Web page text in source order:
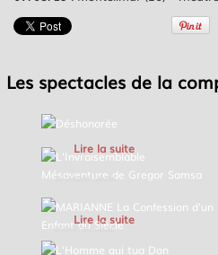
Les spectacles de la
Lire la suite
L'INVRAISEMBLABLE MÉSAVENTURE
DE GREGOR SAMSA
Lire la suite
ENFANT DU SIÈCLE